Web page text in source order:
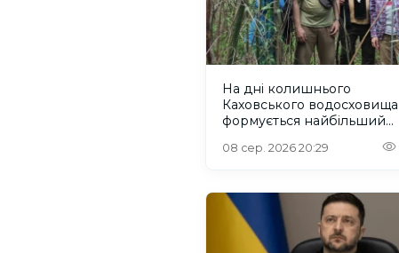
На дні колишнього
Каховського водосховища
формується найбільший
08 сер. 2026 20:29